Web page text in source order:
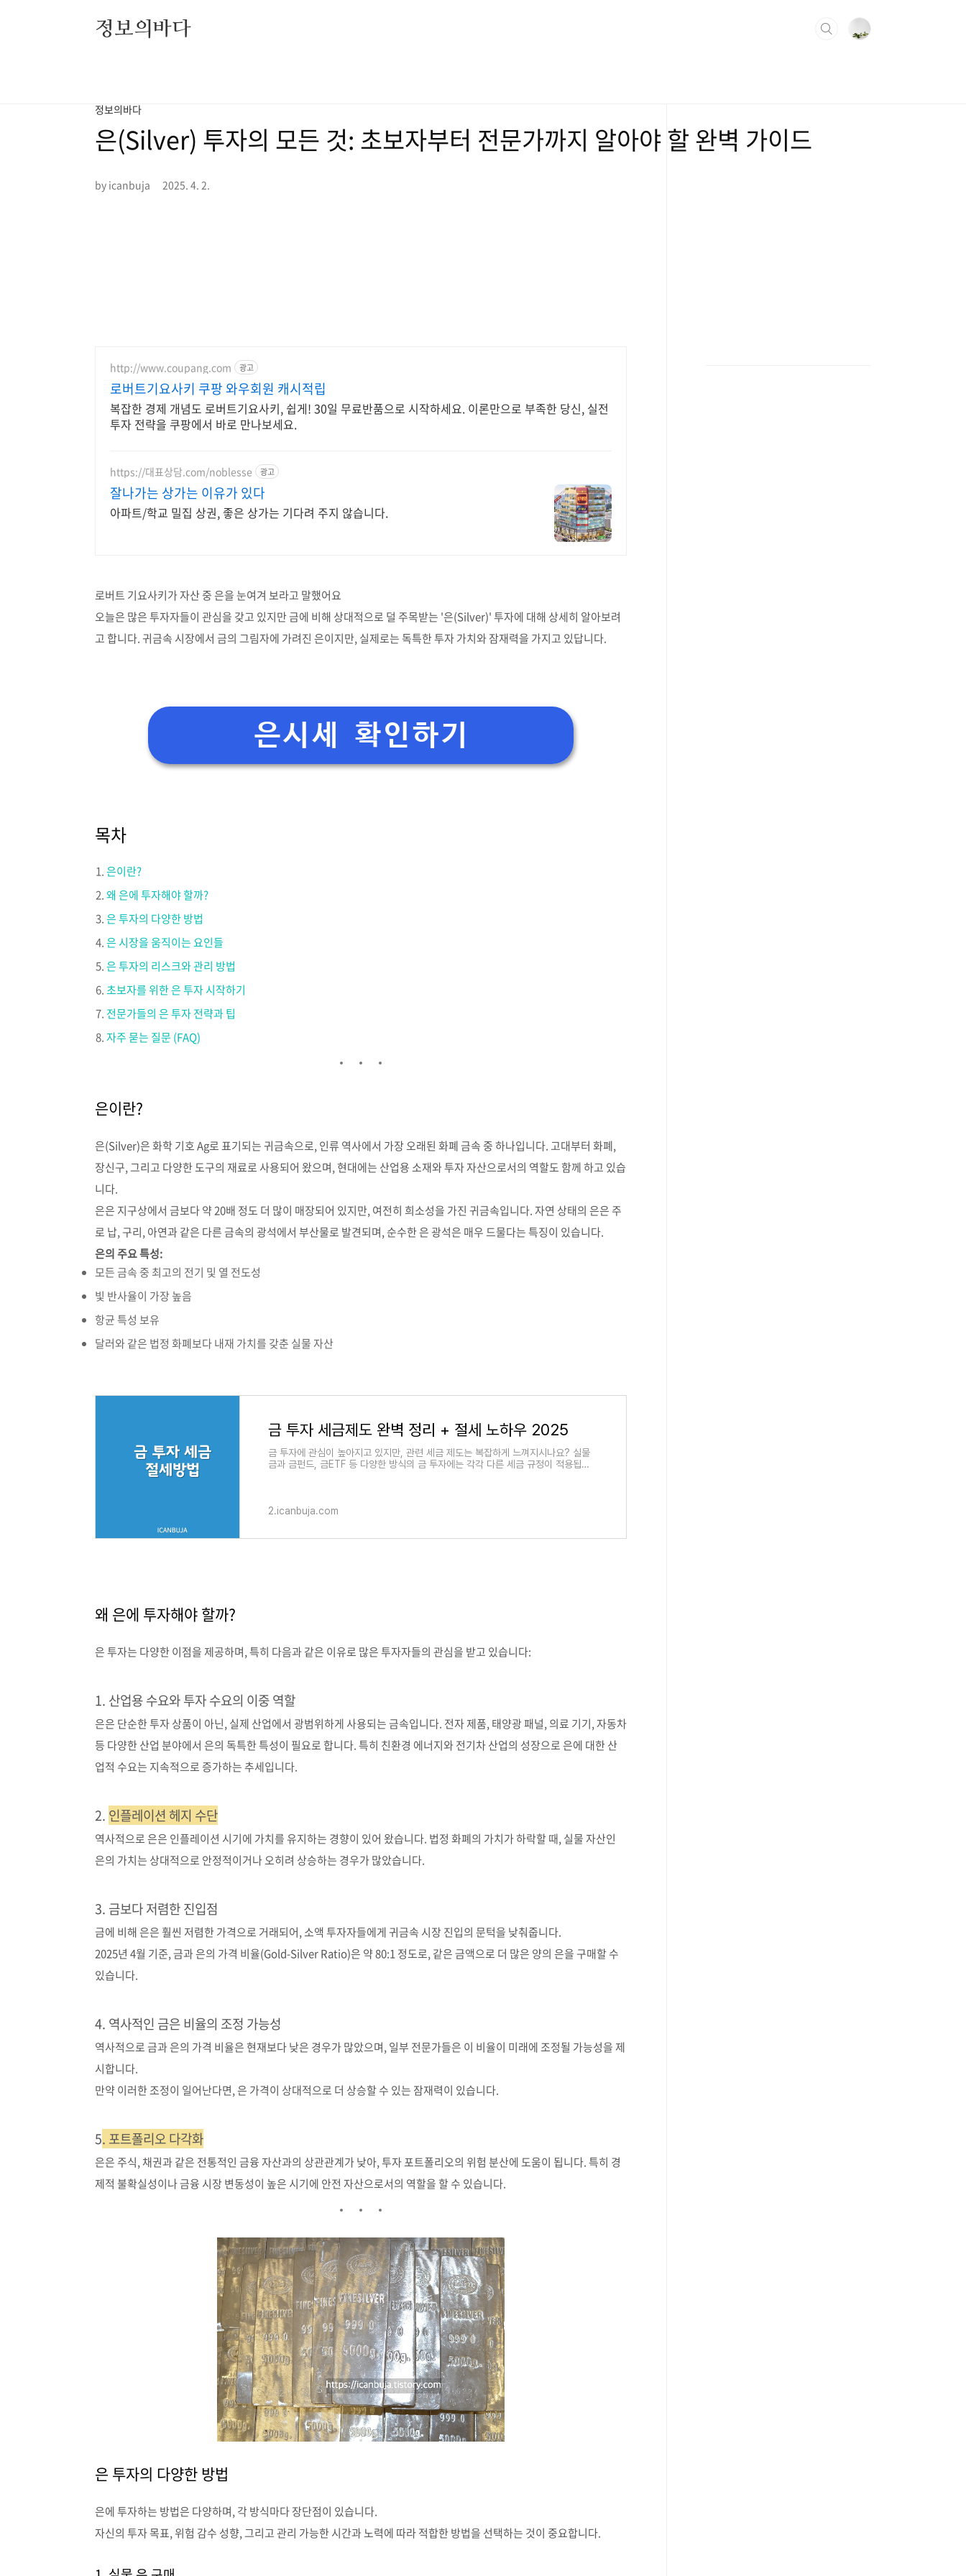
정보의바다
정보의바다
은(Silver) 투자의 모든 것: 초보자부터 전문가까지 알아야 할 완벽 가이드
by icanbuja 2025. 4. 2.
http://www.coupang.com 광고
로버트기요사키 쿠팡 와우회원 캐시적립
복잡한 경제 개념도 로버트기요사키, 쉽게! 30일 무료반품으로 시작하세요. 이론만으로 부족한 당신, 실전
투자 전략을 쿠팡에서 바로 만나보세요.
https://대표상담.com/noblesse 광고
잘나가는 상가는 이유가 있다
아파트/학교 밀집 상권, 좋은 상가는 기다려 주지 않습니다.
로버트 기요사키가 자산 중 은을 눈여겨 보라고 말했어요
오늘은 많은 투자자들이 관심을 갖고 있지만 금에 비해 상대적으로 덜 주목받는 '은(Silver)' 투자에 대해 상세히 알아보려
고 합니다. 귀금속 시장에서 금의 그림자에 가려진 은이지만, 실제로는 독특한 투자 가치와 잠재력을 가지고 있답니다.
은시세 확인하기
목차
은이란?
왜 은에 투자해야 할까?
은 투자의 다양한 방법
은 시장을 움직이는 요인들
은 투자의 리스크와 관리 방법
초보자를 위한 은 투자 시작하기
전문가들의 은 투자 전략과 팁
자주 묻는 질문 (FAQ)
은이란?
은(Silver)은 화학 기호 Ag로 표기되는 귀금속으로, 인류 역사에서 가장 오래된 화폐 금속 중 하나입니다. 고대부터 화폐,
장신구, 그리고 다양한 도구의 재료로 사용되어 왔으며, 현대에는 산업용 소재와 투자 자산으로서의 역할도 함께 하고 있습
니다.
은은 지구상에서 금보다 약 20배 정도 더 많이 매장되어 있지만, 여전히 희소성을 가진 귀금속입니다. 자연 상태의 은은 주
로 납, 구리, 아연과 같은 다른 금속의 광석에서 부산물로 발견되며, 순수한 은 광석은 매우 드물다는 특징이 있습니다.
은의 주요 특성:
모든 금속 중 최고의 전기 및 열 전도성
빛 반사율이 가장 높음
항균 특성 보유
달러와 같은 법정 화폐보다 내재 가치를 갖춘 실물 자산
금 투자 세금제도 완벽 정리 + 절세 노하우 2025
금 투자에 관심이 높아지고 있지만, 관련 세금 제도는 복잡하게 느껴지시나요? 실물
금과 금펀드, 금ETF 등 다양한 방식의 금 투자에는 각각 다른 세금 규정이 적용됩니
2.icanbuja.com
왜 은에 투자해야 할까?
은 투자는 다양한 이점을 제공하며, 특히 다음과 같은 이유로 많은 투자자들의 관심을 받고 있습니다:
1. 산업용 수요와 투자 수요의 이중 역할
은은 단순한 투자 상품이 아닌, 실제 산업에서 광범위하게 사용되는 금속입니다. 전자 제품, 태양광 패널, 의료 기기, 자동차
등 다양한 산업 분야에서 은의 독특한 특성이 필요로 합니다. 특히 친환경 에너지와 전기차 산업의 성장으로 은에 대한 산
업적 수요는 지속적으로 증가하는 추세입니다.
2. 인플레이션 헤지 수단
역사적으로 은은 인플레이션 시기에 가치를 유지하는 경향이 있어 왔습니다. 법정 화폐의 가치가 하락할 때, 실물 자산인
은의 가치는 상대적으로 안정적이거나 오히려 상승하는 경우가 많았습니다.
3. 금보다 저렴한 진입점
금에 비해 은은 훨씬 저렴한 가격으로 거래되어, 소액 투자자들에게 귀금속 시장 진입의 문턱을 낮춰줍니다.
2025년 4월 기준, 금과 은의 가격 비율(Gold-Silver Ratio)은 약 80:1 정도로, 같은 금액으로 더 많은 양의 은을 구매할 수
있습니다.
4. 역사적인 금은 비율의 조정 가능성
역사적으로 금과 은의 가격 비율은 현재보다 낮은 경우가 많았으며, 일부 전문가들은 이 비율이 미래에 조정될 가능성을 제
시합니다.
만약 이러한 조정이 일어난다면, 은 가격이 상대적으로 더 상승할 수 있는 잠재력이 있습니다.
5. 포트폴리오 다각화
은은 주식, 채권과 같은 전통적인 금융 자산과의 상관관계가 낮아, 투자 포트폴리오의 위험 분산에 도움이 됩니다. 특히 경
제적 불확실성이나 금융 시장 변동성이 높은 시기에 안전 자산으로서의 역할을 할 수 있습니다.
은 투자의 다양한 방법
은에 투자하는 방법은 다양하며, 각 방식마다 장단점이 있습니다.
자신의 투자 목표, 위험 감수 성향, 그리고 관리 가능한 시간과 노력에 따라 적합한 방법을 선택하는 것이 중요합니다.